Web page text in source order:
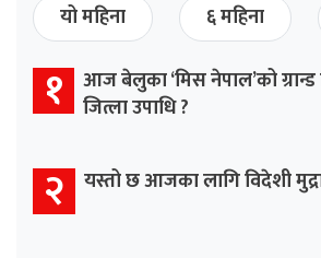
यो महिना
६ महिना
१
आज बेलुका ‘मिस नेपाल’को
जित्ला उपाधि ?
२ यस्तो छ आजका लागि विदेशी